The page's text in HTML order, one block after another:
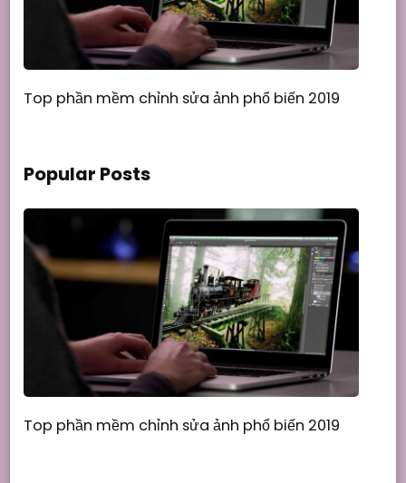
Top phần mềm chỉnh sửa ảnh phổ biến 2019
Popular Posts
Top phần mềm chỉnh sửa ảnh phổ biến 2019